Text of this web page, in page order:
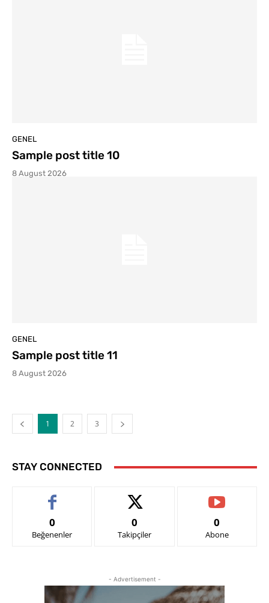
GENEL
Sample post title 10
8 August 2026
GENEL
Sample post title 11
8 August 2026
1 2 3
STAY CONNECTED
0
Beğenenler
0
Takipçiler
0
Abone
- Advertisement -